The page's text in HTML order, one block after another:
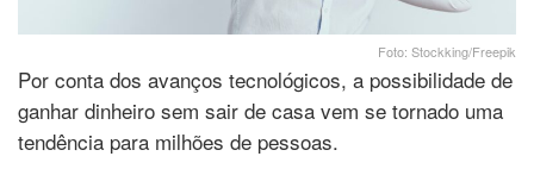
Foto: Stockking/Freepik
Por conta dos avanços tecnológicos, a possibilidade de
ganhar dinheiro sem sair de casa vem se tornado uma
tendência para milhões de pessoas.